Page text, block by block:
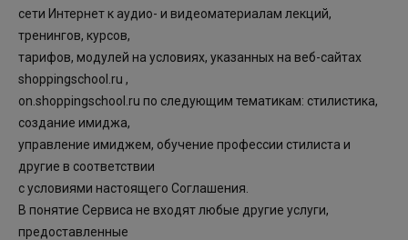
сети Интернет к аудио- и видеоматериалам лекций,
тренингов, курсов,
тарифов, модулей на условиях, указанных на веб-сайтах
shoppingschool.ru ,
on.shoppingschool.ru по следующим тематикам: стилистика,
создание имиджа,
управление имиджем, обучение профессии стилиста и
другие в соответствии
с условиями настоящего Соглашения.
В понятие Сервиса не входят любые другие услуги,
предоставленные